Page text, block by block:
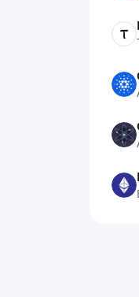
TAO
ADA
ATOM
ETH